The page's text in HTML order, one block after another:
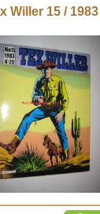
Willer 15 / 1983